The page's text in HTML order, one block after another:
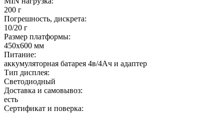
200 г
Погрешность, дискрета:
10/20 г
Размер платформы:
450х600 мм
Питание:
аккумуляторная батарея 4в/4Ач и адаптер
Тип дисплея:
Светодиодный
Доставка и самовывоз:
есть
Сертификат и поверка: